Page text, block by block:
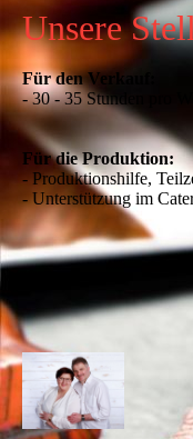
Unsere
Für den Verkauf:
- 30 - 35 Stunden pro
Für die Produktion:
- Produktionshilfe,
- Unterstützung im